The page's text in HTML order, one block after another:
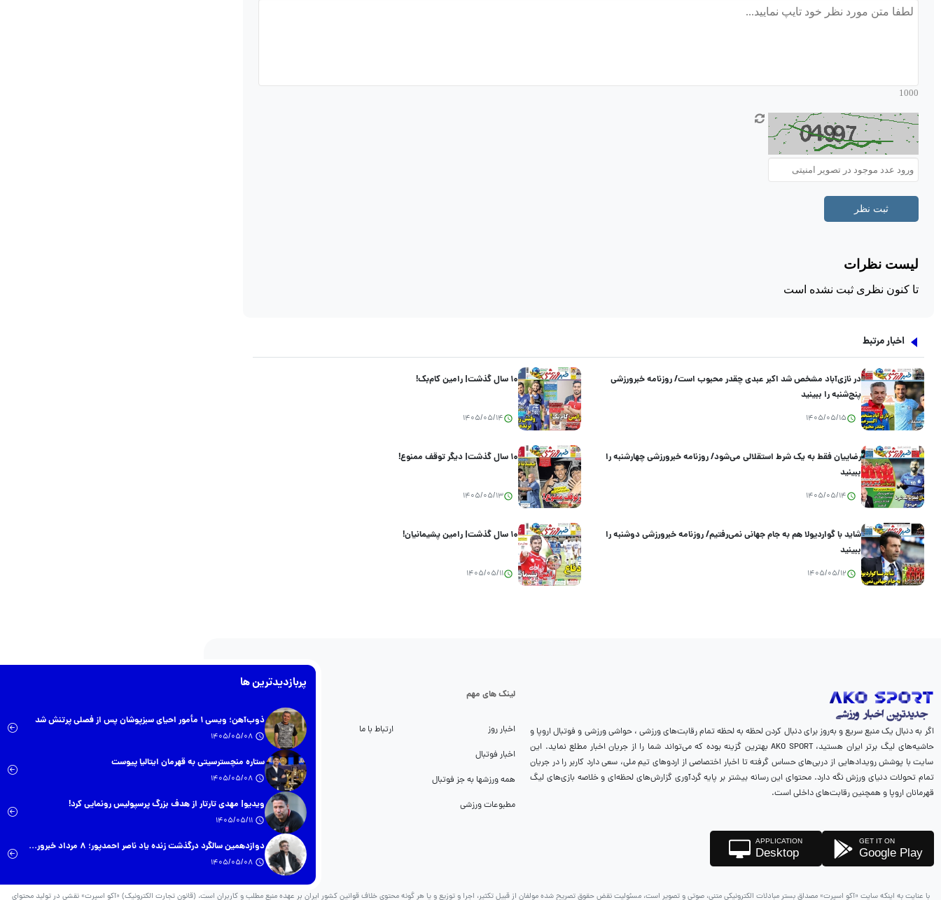
اخبار مرتبط
در نازی‌آباد مشخص شد اکبر عبدی چقدر محبوب است/ روزنامه خبرورزشی
پنج‌شنبه را ببینید
1405/05/15
۱۰ سال گذشت| رامین کام‌بک!
1405/05/14
رضاییان فقط به یک شرط استقلالی می‌شود/ روزنامه خبرورزشی چهارشنبه را
ببینید
1405/05/14
۱۰ سال گذشت| دیگر توقف ممنوع!
1405/05/13
شاید با گواردیولا هم به جام جهانی نمی‌رفتیم/ روزنامه خبرورزشی دوشنبه را
ببینید
1405/05/12
۱۰ سال گذشت| رامین پشیمانیان!
1405/05/11
اگر به دنبال یک منبع سریع و به‌روز برای دنبال کردن لحظه به لحظه تمام رقابت‌های ورزشی ، حواشی ورزشی و فوتبال اروپا و
حاشیه‌های لیگ برتر ایران هستید، AKO SPORT بهترین گزینه بوده که می‌تواند شما را از جریان اخبار مطلع نماید. این
سایت با پوشش رویدادهایی از دربی‌های حساس گرفته تا اخبار اختصاصی از اردوهای تیم ملی، سعی دارد کاربر را در جریان
تمام تحولات دنیای ورزش نگه دارد. محتوای این رسانه بیشتر بر پایه گردآوری گزارش‌های لحظه‌ای و خلاصه بازی‌های لیگ
قهرمانان اروپا و همچنین رقابت‌های داخلی است.
GET IT ON
Google Play
APPLICATION
Desktop
لینک های مهم
اخبار روز
اخبار فوتبال
همه ورزشها به جز فوتبال
مطبوعات ورزشی
ارتباط با ما
پربازدیدترین ها
ذوب‌آهن؛ ویسی ۱ مأمور احیای سبزپوشان پس از فصلی پرتنش شد
1405/05/08
ستاره منچسترسیتی به قهرمان ایتالیا پیوست
1405/05/08
ویدیو| مهدی تارتار از هدف بزرگ پرسپولیس رونمایی کرد!
1405/05/11
دوازدهمین سالگرد درگذشت زنده یاد ناصر احمدپور؛ ۸ مرداد خبرور...
1405/05/08
با عنایت به اینکه سایت «آکو اسپرت» مصداق بستر مبادلات الکترونیکی متنی، صوتی و تصویر است، مسئولیت نقض حقوق تصریح شده مولفان از قبیل تکثیر، اجرا و توزیع و یا هر گونه محتوی خلاف قوانین کشور ایران بر عهده منبع مطلب و کاربران است. (قانون تجارت الکترونیک) «آکو اسپرت» نقشی در تولید محتوای